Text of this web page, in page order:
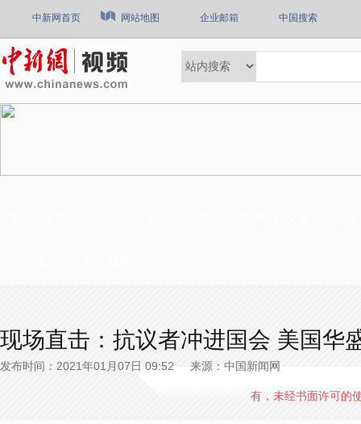
中新网首页 网站地图 企业邮箱 中国搜索
现场直击：抗议者冲进国会 美国华
发布时间：2021年01月07日 09:52 来源：中国新闻网
有，未经书面许可的